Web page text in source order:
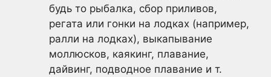
будь то рыбалка, сбор приливов,
регата или гонки на лодках (например,
ралли на лодках), выкапывание
моллюсков, каякинг, плавание,
дайвинг, подводное плавание и т.